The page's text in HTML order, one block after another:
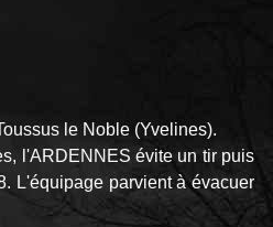
le Noble (Yvelines).
l'ARDENNES évite un tir puis
L'équipage parvient à évacuer